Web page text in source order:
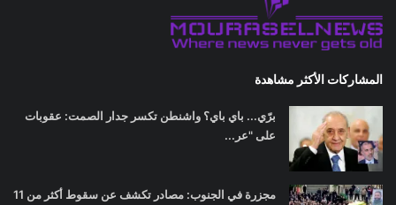
المشاركات الأكثر مشاهدة
برّي... باي باي؟ واشنطن تكسر جدار الصمت: عقوبات
على "عر...
مجزرة في الجنوب: مصادر تكشف عن سقوط أكثر من 11